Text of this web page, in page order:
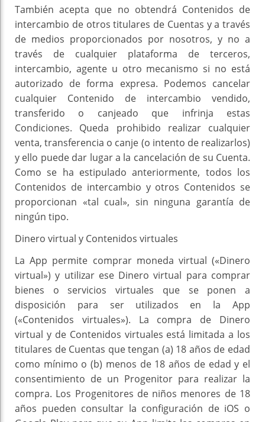
También acepta que no obtendrá Contenidos de
intercambio de otros titulares de Cuentas y a través
de medios proporcionados por nosotros, y no a
través de cualquier plataforma de terceros,
intercambio, agente u otro mecanismo si no está
autorizado de forma expresa. Podemos cancelar
cualquier Contenido de intercambio vendido,
transferido o canjeado que infrinja estas
Condiciones. Queda prohibido realizar cualquier
venta, transferencia o canje (o intento de realizarlos)
y ello puede dar lugar a la cancelación de su Cuenta.
Como se ha estipulado anteriormente, todos los
Contenidos de intercambio y otros Contenidos se
proporcionan «tal cual», sin ninguna garantía de
ningún tipo.
Dinero virtual y Contenidos virtuales
La App permite comprar moneda virtual («Dinero
virtual») y utilizar ese Dinero virtual para comprar
bienes o servicios virtuales que se ponen a
disposición para ser utilizados en la App
(«Contenidos virtuales»). La compra de Dinero
virtual y de Contenidos virtuales está limitada a los
titulares de Cuentas que tengan (a) 18 años de edad
como mínimo o (b) menos de 18 años de edad y el
consentimiento de un Progenitor para realizar la
compra. Los Progenitores de niños menores de 18
años pueden consultar la configuración de iOS o